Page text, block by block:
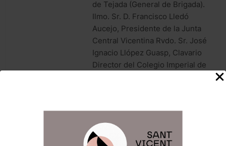
de Tejada (General de Brigada).
Ilmo. Sr. D. Francisco Lledó
Aucejo, Presidente de la Junta
Central Vicentina Rvdo. Sr. José
Ignacio Llópez Guasp, Clavario
Director del Colegio Imperial de